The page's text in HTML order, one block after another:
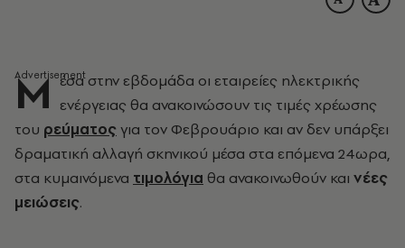
Μ έσα στην εβδομάδα οι εταιρείες ηλεκτρικής
ενέργειας θα ανακοινώσουν τις τιμές χρέωσης
του ρεύματος για τον Φεβρουάριο και αν δεν υπάρξει
δραματική αλλαγή σκηνικού μέσα στα επόμενα 24ωρα,
στα κυμαινόμενα τιμολόγια θα ανακοινωθούν και νέες
μειώσεις.